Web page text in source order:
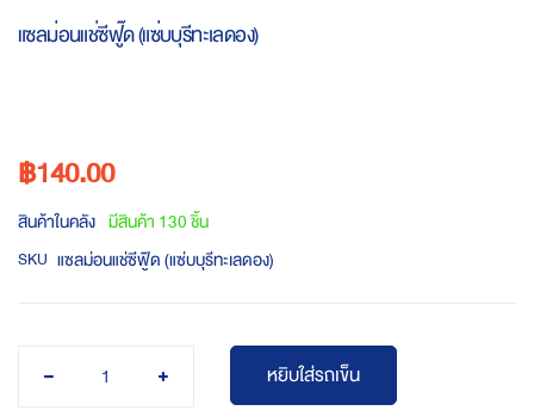
the
gallery
แซลม่อนแช่ซีฟู๊ด (แซ่บบุรีทะเลดอง)
฿140.00
สินค้าในคลัง มีสินค้า 130 ชิ้น
SKU แซลม่อนแช่ซีฟู๊ด (แซ่บบุรีทะเลดอง)
หยิบใส่รถเข็น